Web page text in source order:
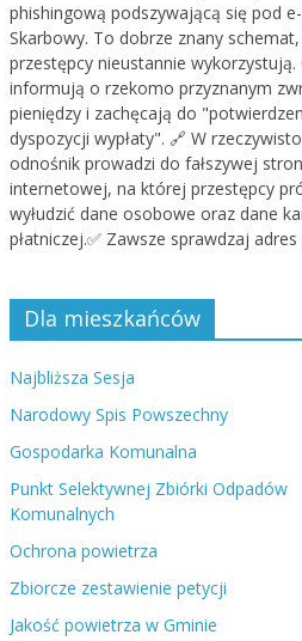
phishingową podszywającą się pod
Skarbowy. To dobrze znany
przestępcy nieustannie wykorzystują.
informują o rzekomo przyznanym
pieniędzy i zachęcają do
dyspozycji wypłaty". 🔗 W
odnośnik prowadzi do fałszywej
internetowej, na której przestępcy
wyłudzić dane osobowe oraz dane
płatniczej.✅ Zawsze sprawdzaj
Dla mieszkańców
Najbliższa Sesja
Narodowy Spis Powszechny
Gospodarka Komunalna
Punkt Selektywnej Zbiórki Odpadów
Komunalnych
Ochrona powietrza
Zbiorcze zestawienie petycji
Jakość powietrza w Gminie